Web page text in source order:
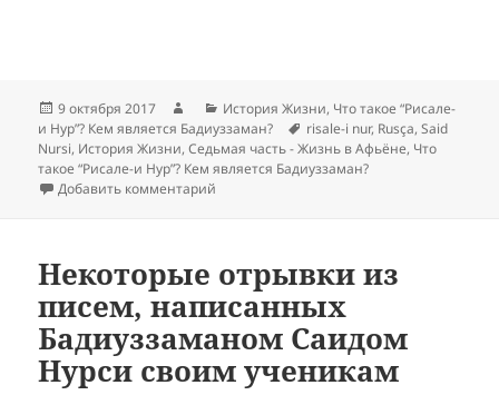
Опубликовано
9 октября 2017 АвторРубрики
История Жизни, Что такое “Рисале-
и Нур”? Кем является Бадиуззаман?
Метки
risale-i nur, Rusça,Said
Nursi, История Жизни,Седьмая часть - Жизнь в Афьёне, Что
такое “Рисале-и Нур”? Кем является Бадиуззаман?
Добавить комментарий
Некоторые отрывки из
писем, написанных
Бадиуззаманом Саидом
Нурси своим ученикам